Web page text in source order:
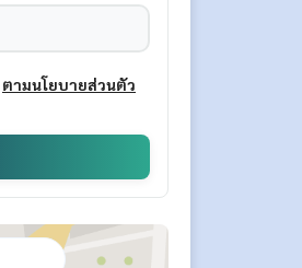
ตามนโยบายส่วนตัว